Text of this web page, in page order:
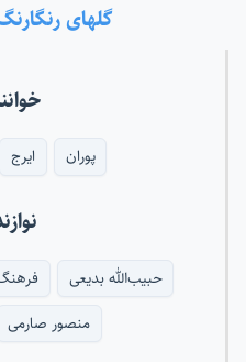
گلهای رنگارنگ ۵۲۲ -
پوران ایرج
حبیب‌الله بدیعی
منصور صارمی